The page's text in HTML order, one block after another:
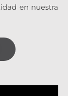
en nuestra